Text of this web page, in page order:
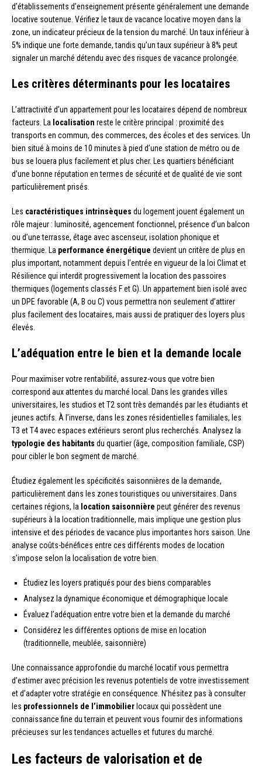
d’établissements d’enseignement présente généralement une demande
locative soutenue. Vérifiez le taux de vacance locative moyen dans la
zone, un indicateur précieux de la tension du marché. Un taux inférieur à
5% indique une forte demande, tandis qu’un taux supérieur à 8% peut
signaler un marché détendu avec des risques de vacance prolongée.
Les critères déterminants pour les locataires
L’attractivité d’un appartement pour les locataires dépend de nombreux
facteurs. La localisation reste le critère principal : proximité des
transports en commun, des commerces, des écoles et des services. Un
bien situé à moins de 10 minutes à pied d’une station de métro ou de
bus se louera plus facilement et plus cher. Les quartiers bénéficiant
d’une bonne réputation en termes de sécurité et de qualité de vie sont
particulièrement prisés.
Les caractéristiques intrinsèques du logement jouent également un
rôle majeur : luminosité, agencement fonctionnel, présence d’un balcon
ou d’une terrasse, étage avec ascenseur, isolation phonique et
thermique. La performance énergétique devient un critère de plus en
plus important, notamment depuis l’entrée en vigueur de la loi Climat et
Résilience qui interdit progressivement la location des passoires
thermiques (logements classés F et G). Un appartement bien isolé avec
un DPE favorable (A, B ou C) vous permettra non seulement d’attirer
plus facilement des locataires, mais aussi de pratiquer des loyers plus
élevés.
L’adéquation entre le bien et la demande locale
Pour maximiser votre rentabilité, assurez-vous que votre bien
correspond aux attentes du marché local. Dans les grandes villes
universitaires, les studios et T2 sont très demandés par les étudiants et
jeunes actifs. À l’inverse, dans les zones résidentielles familiales, les
T3 et T4 avec espaces extérieurs seront plus recherchés. Analysez la
typologie des habitants du quartier (âge, composition familiale, CSP)
pour cibler le bon segment de marché.
Étudiez également les spécificités saisonnières de la demande,
particulièrement dans les zones touristiques ou universitaires. Dans
certaines régions, la location saisonnière peut générer des revenus
supérieurs à la location traditionnelle, mais implique une gestion plus
intensive et des périodes de vacance plus importantes hors saison. Une
analyse coûts-bénéfices entre ces différents modes de location
s’impose selon la localisation de votre bien.
Étudiez les loyers pratiqués pour des biens comparables
Analysez la dynamique économique et démographique locale
Évaluez l’adéquation entre votre bien et la demande du marché
Considérez les différentes options de mise en location
(traditionnelle, meublée, saisonnière)
Une connaissance approfondie du marché locatif vous permettra
d’estimer avec précision les revenus potentiels de votre investissement
et d’adapter votre stratégie en conséquence. N’hésitez pas à consulter
les professionnels de l’immobilier locaux qui possèdent une
connaissance fine du terrain et peuvent vous fournir des informations
précieuses sur les tendances actuelles et futures du marché.
Les facteurs de valorisation et de